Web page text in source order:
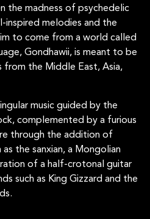
the madness of psychedelic
melodies and the
to come from a world called
Gondhawii, is meant to be
from the Middle East, Asia,
music guided by the
complemented by a furious
through the addition of
the sanxian, a Mongolian
of a half-crotonal guitar
such as King Gizzard and the